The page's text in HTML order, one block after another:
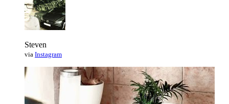
Steven
via Instagram